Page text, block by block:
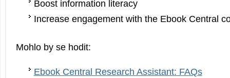
Boost information literacy
Increase engagement with the Ebook Central
Mohlo by se hodit:
Ebook Central Research Assistant: FAQs